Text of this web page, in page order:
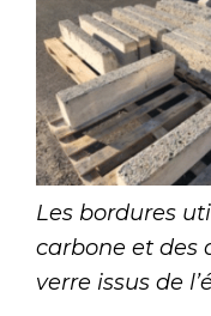
Les bordures
carbone et des
verre issus de